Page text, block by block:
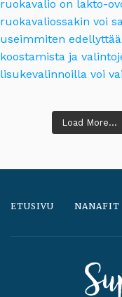
Load More...
ETUSIVU NANAFIT